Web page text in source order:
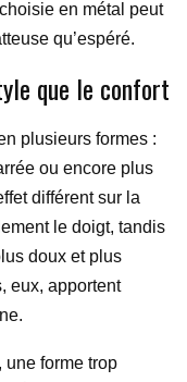
en métal peut
qu’espéré.
que le confort
plusieurs formes :
ou encore plus
différent sur la
le doigt, tandis
doux et plus
eux, apportent
une forme trop